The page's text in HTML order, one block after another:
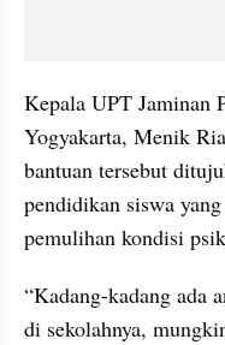
Kepala UPT Jaminan
Yogyakarta, Menik
bantuan tersebut
pendidikan siswa
pemulihan kondisi
“Kadang-kadang ada
di sekolahnya,